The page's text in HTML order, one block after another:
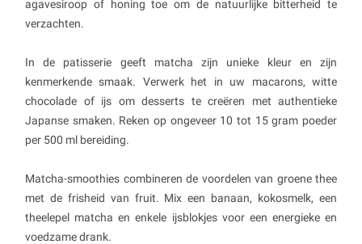
agavesiroop of honing toe om de natuurlijke bitterheid te
verzachten.
In de patisserie geeft matcha zijn unieke kleur en zijn
kenmerkende smaak. Verwerk het in uw macarons, witte
chocolade of ijs om desserts te creëren met authentieke
Japanse smaken. Reken op ongeveer 10 tot 15 gram poeder
per 500 ml bereiding.
Matcha-smoothies combineren de voordelen van groene thee
met de frisheid van fruit. Mix een banaan, kokosmelk, een
theelepel matcha en enkele ijsblokjes voor een energieke en
voedzame drank.